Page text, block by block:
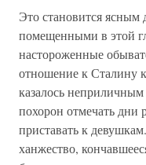
Это становится ясным
помещенными в этой
настороженные
отношение к Сталину
казалось неприличным
похорон отмечать дни
приставать к
ханжество,